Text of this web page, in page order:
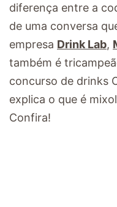
diferença entre a
de uma conversa
empresa Drink Lab,
também é
concurso de drinks
explica o que é
Confira!